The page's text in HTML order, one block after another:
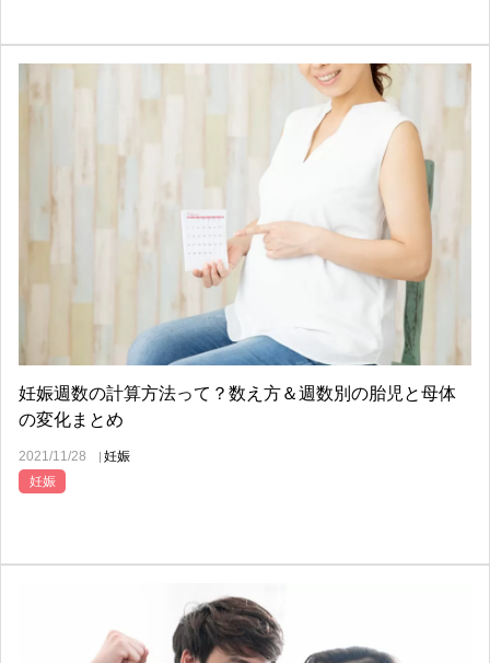
妊娠週数の計算方法って？数え方＆週数別の胎児と母体
の変化まとめ
2021/11/28
妊娠
妊娠